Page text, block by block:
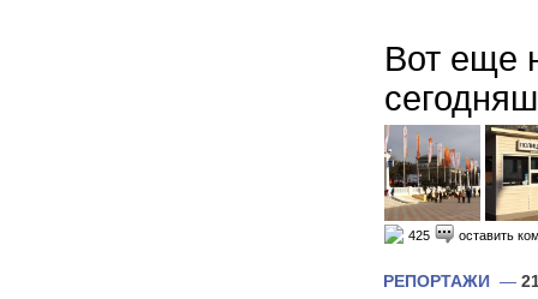
Вот еще
425 оставить
РЕПОРТАЖИ —